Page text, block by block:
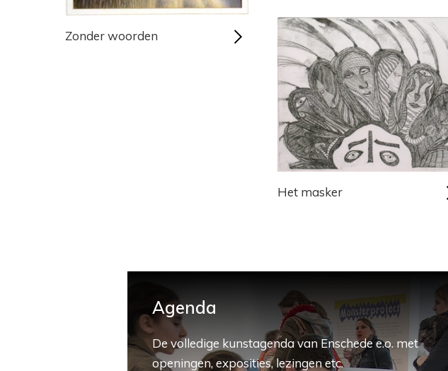
Zonder woorden
Het masker
Agenda
De volledige kunstagenda van Enschede e.o. met
openingen, exposities, lezingen etc.